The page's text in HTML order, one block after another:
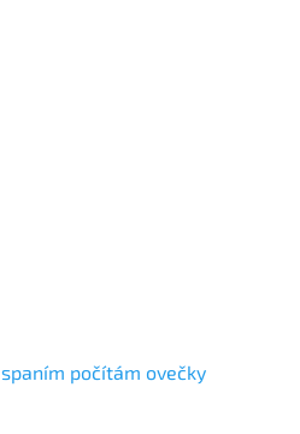
počítám ovečky